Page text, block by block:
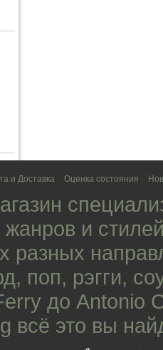
и Доставка Оценка состояния
жанров и
разных
, поп, рэгги,
до Antonio
всё это вы